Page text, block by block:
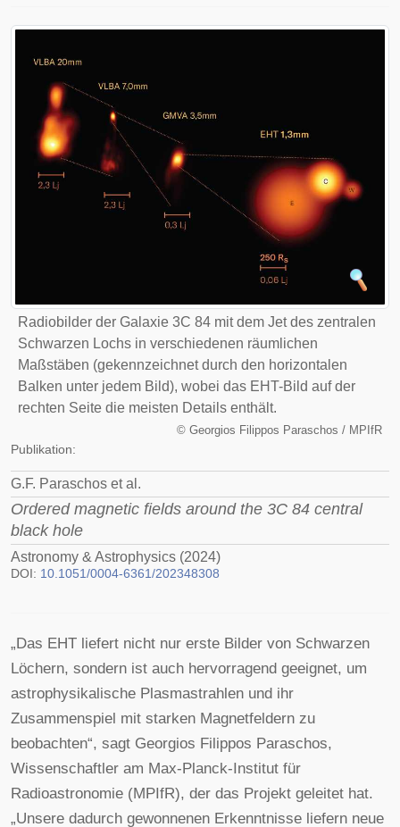
Radiobilder der Galaxie 3C 84 mit dem Jet des zentralen
Schwarzen Lochs in verschiedenen räumlichen
Maßstäben (gekennzeichnet durch den horizontalen
Balken unter jedem Bild), wobei das EHT-Bild auf der
rechten Seite die meisten Details enthält.
© Georgios Filippos Paraschos / MPIfR
Publikation:
G.F. Paraschos et al.
Ordered magnetic fields around the 3C 84 central
black hole
Astronomy & Astrophysics (2024)
DOI: 10.1051/0004-6361/202348308
„Das EHT liefert nicht nur erste Bilder von Schwarzen
Löchern, sondern ist auch hervorragend geeignet, um
astrophysikalische Plasmastrahlen und ihr
Zusammenspiel mit starken Magnetfeldern zu
beobachten“, sagt Georgios Filippos Paraschos,
Wissenschaftler am Max-Planck-Institut für
Radioastronomie (MPIfR), der das Projekt geleitet hat.
„Unsere dadurch gewonnenen Erkenntnisse liefern neue